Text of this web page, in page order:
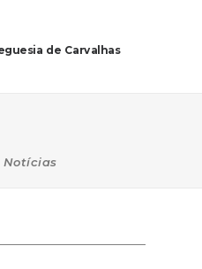
de Carvalhas
Notícias